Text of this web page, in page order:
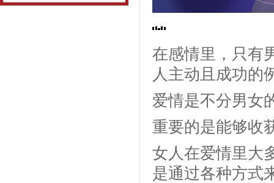
在感情里，只有
人主动且成功的
爱情是不分男女
重要的是能够收
女人在爱情里大
是通过各种方式